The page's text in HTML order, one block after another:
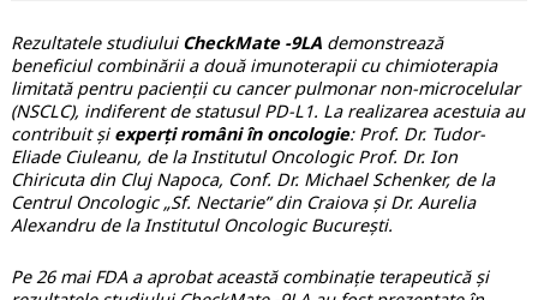
Rezultatele studiului CheckMate -9LAdemonstrează
beneficiul combinării a două imunoterapii cu chimioterapia
limitată pentru pacienții cu cancer pulmonar non-microcelular
(NSCLC), indiferent de statusul PD-L1. La realizarea acestuia au
contribuit și experți români în oncologie: Prof. Dr. Tudor-
Eliade Ciuleanu, de la Institutul Oncologic Prof. Dr. Ion
Chiricuta din Cluj Napoca, Conf. Dr. Michael Schenker, de la
Centrul Oncologic „Sf. Nectarie” din Craiova și Dr. Aurelia
Alexandru de la Institutul Oncologic București.
Pe 26 mai FDA a aprobat această combinație terapeutică și